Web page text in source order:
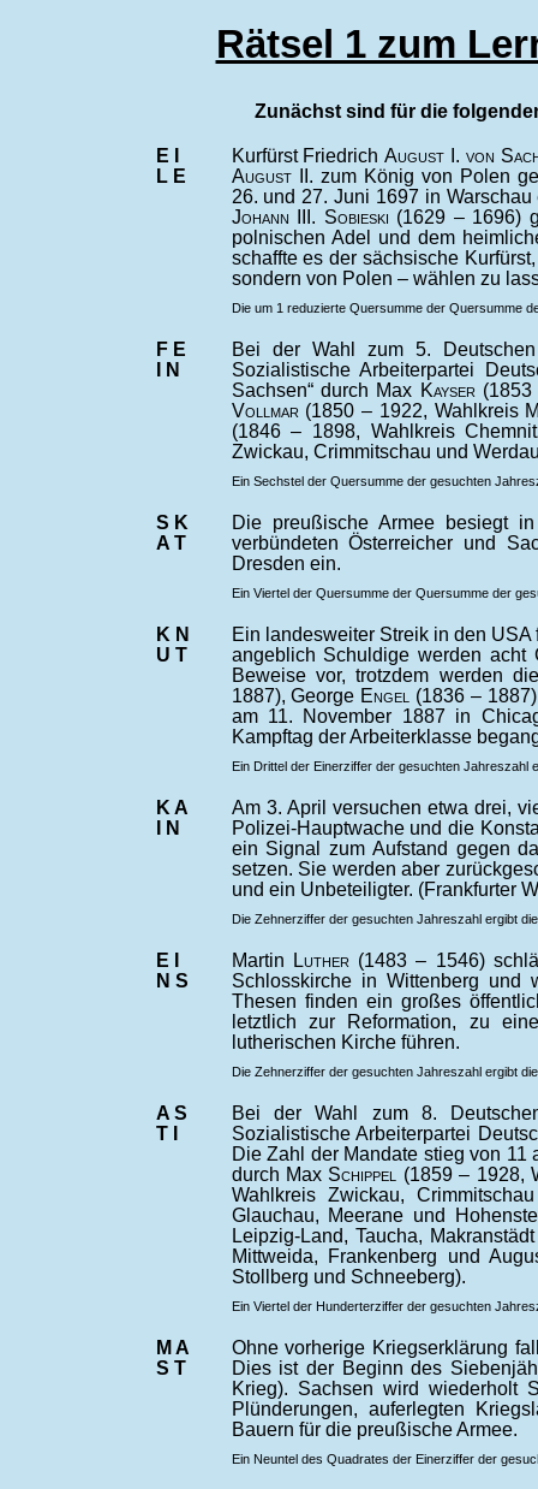
Rätsel 1 zum
Zunächst sind für die
E I
L E
Kurfürst FriedrichAugust I. von
August II. zum König von Polen
26. und 27. Juni 1697 in
Johann III. Sobieski (1629 – 1696)
polnischen Adel und dem
schaffte es der sächsische
sondern von Polen – wählen zu
Die um 1 reduzierte Quersumme der Quersumme
F E
I N
Bei der Wahl zum 5.
Sozialistische Arbeiterpartei
Sachsen“ durch Max Kayser
Vollmar (1850 – 1922, Wahlkreis
(1846 – 1898, Wahlkreis
Zwickau, Crimmitschau und
Ein Sechstel der Quersumme der gesuchten
S K
A T
Die preußische Armee besiegt
verbündeten Österreicher und
Dresden ein.
Ein Viertel der Quersumme der Quersumme der
K N
U T
Ein landesweiter Streik in den
angeblich Schuldige werden acht
Beweise vor, trotzdem werden
1887), George Engel (1836 –
am 11. November 1887 in
Kampftag der Arbeiterklasse
Ein Drittel der Einerziffer der gesuchten Jahreszahl
K A
I N
Am 3. April versuchen etwa drei,
Polizei-Hauptwache und die
ein Signal zum Aufstand gegen
setzen. Sie werden aber
und ein Unbeteiligter. (Frankfurter
Die Zehnerziffer der gesuchten Jahreszahl ergibt
E I
N S
Martin Luther (1483 – 1546)
Schlosskirche in Wittenberg
Thesen finden ein großes
letztlich zur Reformation, zu
lutherischen Kirche führen.
Die Zehnerziffer der gesuchten Jahreszahl ergibt
A S
T I
Bei der Wahl zum 8.
Sozialistische Arbeiterpartei
Die Zahl der Mandate stieg von 11
durch Max Schippel (1859 – 1928,
Wahlkreis Zwickau,
Glauchau, Meerane und
Leipzig-Land, Taucha,
Mittweida, Frankenberg und
Stollberg und Schneeberg).
Ein Viertel der Hunderterziffer der gesuchten
M A
S T
Ohne vorherige Kriegserklärung
Dies ist der Beginn des
Krieg). Sachsen wird wiederholt
Plünderungen, auferlegten
Bauern für die preußische Armee.
Ein Neuntel des Quadrates der Einerziffer der